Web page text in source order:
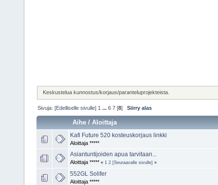
Keskustelua kunnostus/korjaus/paranteluprojekteista.
Sivuja:[Edelliselle sivulle] 1 ...6 7 [8]Siirry alas
Aihe /Aloittaja
Kafi Future 520 kosteuskorjaus linkki
Aloittaja *****
Asiantuntijoiden apua tarvitaan...
Aloittaja ***** « 1 2 [Seuraavalle sivulle] »
552GL Solifer
Aloittaja *****